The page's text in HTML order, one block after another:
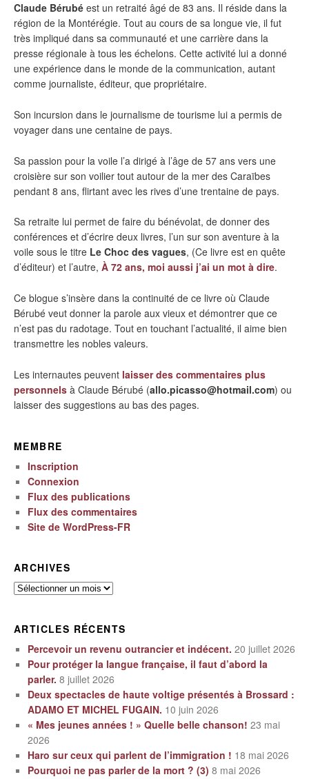
Claude Bérubé est un retraité âgé de 83 ans. Il réside dans la
région de la Montérégie. Tout au cours de sa longue vie, il fut
très impliqué dans sa communauté et une carrière dans la
presse régionale à tous les échelons. Cette activité lui a donné
une expérience dans le monde de la communication, autant
comme journaliste, éditeur, que propriétaire.
Son incursion dans le journalisme de tourisme lui a permis de
voyager dans une centaine de pays.
Sa passion pour la voile l’a dirigé à l’âge de 57 ans vers une
croisière sur son voilier tout autour de la mer des Caraïbes
pendant 8 ans, flirtant avec les rives d’une trentaine de pays.
Sa retraite lui permet de faire du bénévolat, de donner des
conférences et d’écrire deux livres, l’un sur son aventure à la
voile sous le titre Le Choc des vagues, (Ce livre est en quête
d’éditeur) et l’autre, À 72 ans, moi aussi j’ai un mot à dire.
Ce blogue s’insère dans la continuité de ce livre où Claude
Bérubé veut donner la parole aux vieux et démontrer que ce
n’est pas du radotage. Tout en touchant l’actualité, il aime bien
transmettre les nobles valeurs.
Les internautes peuvent laisser des commentaires plus
personnels à Claude Bérubé (allo.picasso@hotmail.com) ou
laisser des suggestions au bas des pages.
MEMBRE
Inscription
Connexion
Flux des publications
Flux des commentaires
Site de WordPress-FR
ARCHIVES
Archives
ARTICLES RÉCENTS
Percevoir un revenu outrancier et indécent. 20 juillet 2026
Pour protéger la langue française, il faut d’abord la
parler. 8 juillet 2026
Deux spectacles de haute voltige présentés à Brossard :
ADAMO ET MICHEL FUGAIN. 10 juin 2026
« Mes jeunes années ! » Quelle belle chanson! 23 mai
2026
Haro sur ceux qui parlent de l’immigration ! 18 mai 2026
Pourquoi ne pas parler de la mort ? (3) 8 mai 2026